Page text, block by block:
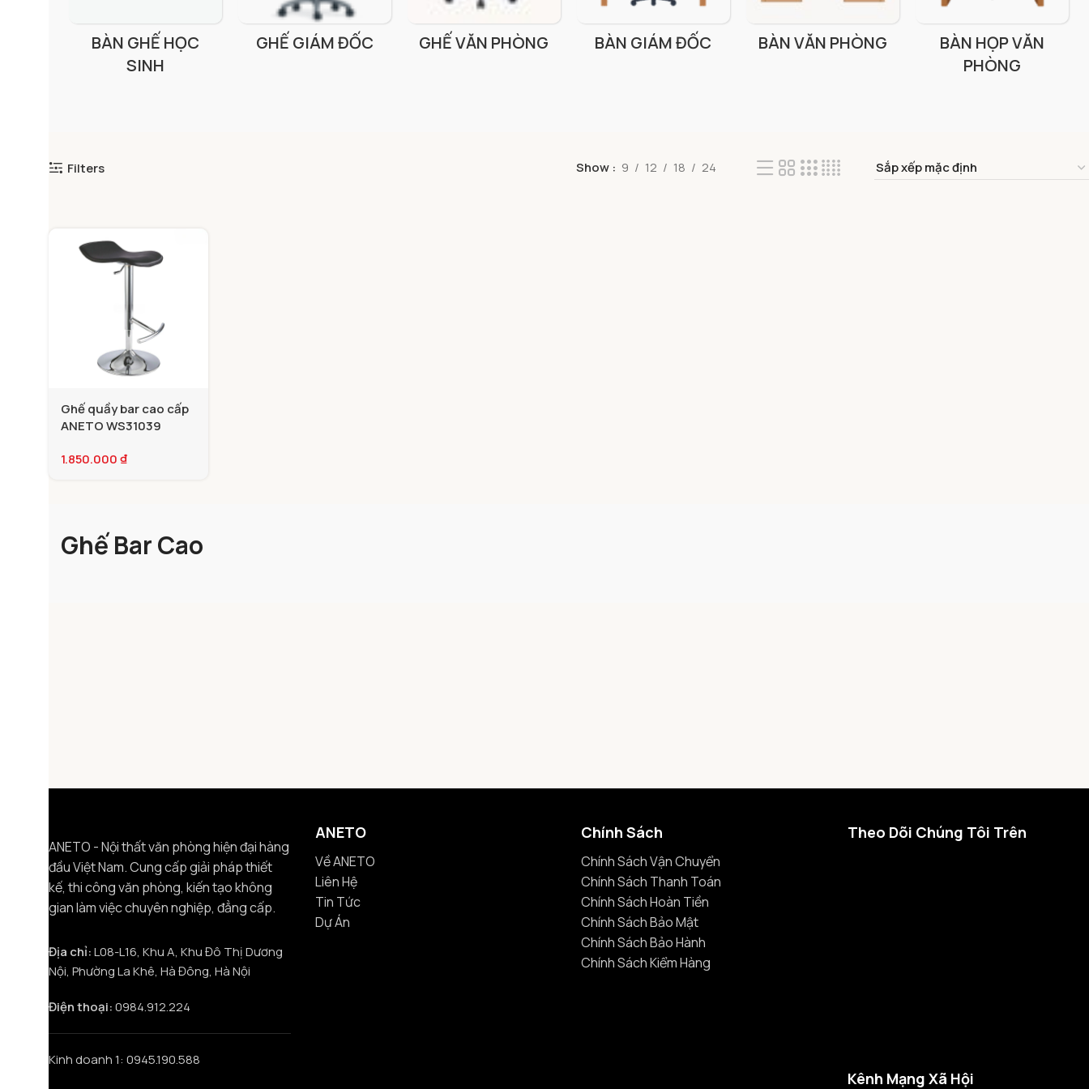
BÀN GHẾ HỌC
SINH
GHẾ GIÁM ĐỐC GHẾ VĂN PHÒNG BÀN GIÁM ĐỐC BÀN VĂN PHÒNG
BÀN HỌP VĂN
PHÒNG
Filters Show 9 12 18 24
Ghế quầy bar cao cấp
ANETO WS31039
1.850.000₫
Ghế Bar Cao
ANETO - Nội thất văn phòng hiện đại hàng
đầu Việt Nam. Cung cấp giải pháp thiết
kế, thi công văn phòng, kiến tạo không
gian làm việc chuyên nghiệp, đẳng cấp.
Địa chỉ:L08-L16, Khu A, Khu Đô Thị Dương
Nội, Phường La Khê, Hà Đông, Hà Nội
Điện thoại:0984.912.224
Kinh doanh 1: 0945.190.588
ANETO
Về ANETO
Liên Hệ
Tin Tức
Dự Án
Chính Sách
Chính Sách Vận Chuyển
Chính Sách Thanh Toán
Chính Sách Hoàn Tiền
Chính Sách Bảo Mật
Chính Sách Bảo Hành
Chính Sách Kiểm Hàng
Theo Dõi Chúng Tôi Trên
Kênh Mạng Xã Hội